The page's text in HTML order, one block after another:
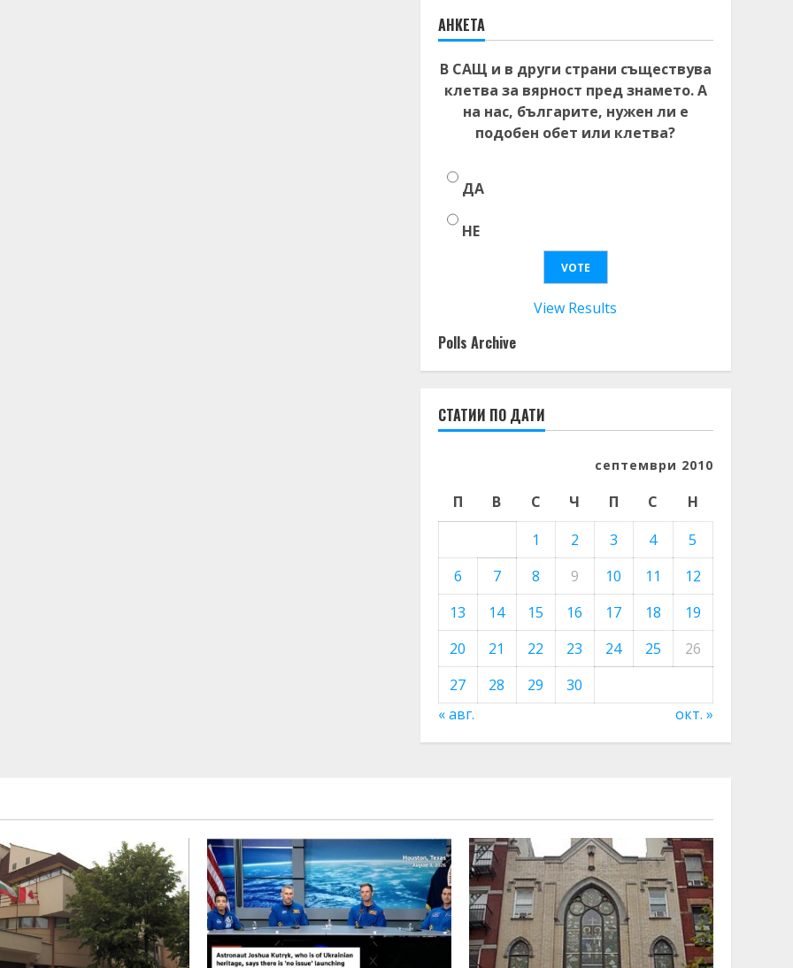
АНКЕТА
В САЩ и в други страни съществува
клетва за вярност пред знамето. А
на нас, българите, нужен ли е
подобен обет или клетва?
ДА
НЕ
View Results
Polls Archive
СТАТИИ ПО ДАТИ
септември 2010
П В С Ч П С
Н
1
2 3 4
5
6
7 8 9 10 11
12
13
14 15 16 17 18
19
20
21 22 23 24 25
26
27
28 29
30
« авг.
окт. »